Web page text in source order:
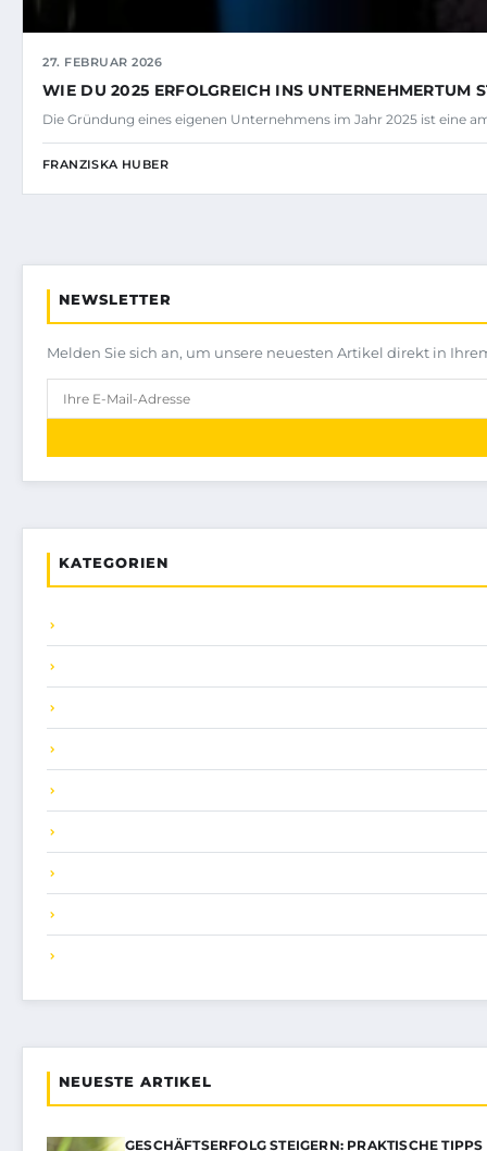
27. FEBRUAR 2026
WIE DU 2025 ERFOLGREICH INS UNTERNEHMERTUM
Die Gründung eines eigenen Unternehmens im Jahr 2025 ist eine
FRANZISKA HUBER
NEWSLETTER
Melden Sie sich an, um unsere neuesten Artikel direkt in
KATEGORIEN
NEUESTE ARTIKEL
GESCHÄFTSERFOLG STEIGERN: PRAKTISCHE